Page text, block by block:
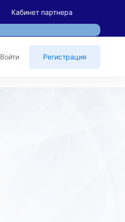
Кабинет партнера
Войти Регистрация